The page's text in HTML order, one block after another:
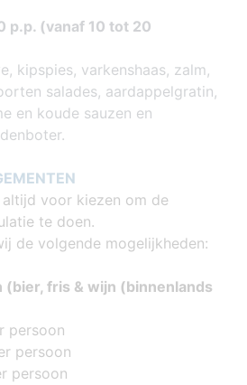
p.p. (vanaf 10 tot 20
kipspies, varkenshaas, zalm,
salades, aardappelgratin,
en koude sauzen en
voor kiezen om de
te doen.
de volgende mogelijkheden:
fris & wijn (binnenlands
persoon
persoon
persoon